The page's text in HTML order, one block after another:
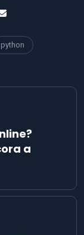
python
a